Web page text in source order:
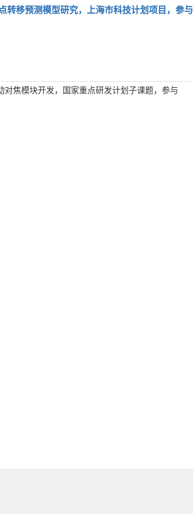
转移预测模型研究，上海市科技计划项目，参与
对焦模块开发，国家重点研发计划子课题，参与